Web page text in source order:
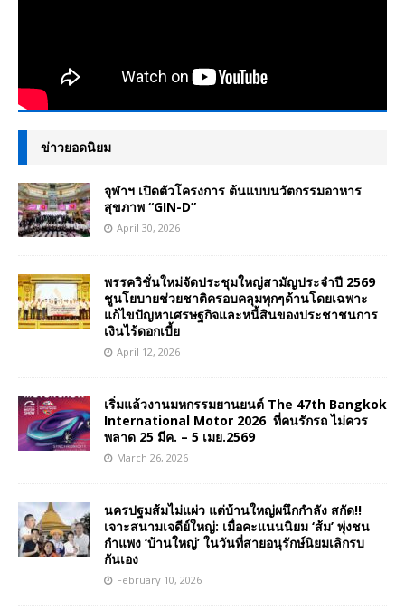
ข่าวยอดนิยม
จุฬาฯ เปิดตัวโครงการ ต้นแบบนวัตกรรมอาหาร
สุขภาพ “GIN-D”
April 30, 2026
พรรควิชั่นใหม่จัดประชุมใหญ่สามัญประจำปี 2569
ชูนโยบายช่วยชาติครอบคลุมทุกๆด้านโดยเฉพาะ
แก้ไขปัญหาเศรษฐกิจและหนี้สินของประชาชนการ
เงินไร้ดอกเบี้ย
April 12, 2026
เริ่มแล้วงานมหกรรมยานยนต์ The 47th Bangkok
International Motor 2026 ที่คนรักรถ ไม่ควร
พลาด 25 มีค. – 5 เมย.2569
March 26, 2026
นครปฐมส้มไม่แผ่ว แต่บ้านใหญ่ผนึกกำลัง สกัด!!
เจาะสนามเจดีย์ใหญ่: เมื่อคะแนนนิยม ‘ส้ม’ พุ่งชน
กำแพง ‘บ้านใหญ่’ ในวันที่สายอนุรักษ์นิยมเลิกรบ
กันเอง
February 10, 2026